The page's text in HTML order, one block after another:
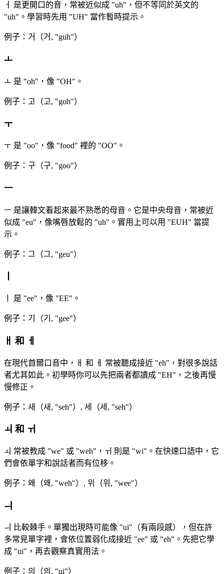
ㅓ 是更開口的音，常被近似成 "uh"，但不等同於英文的
"uh"。學習時先用 "UH" 當作暫時提示。
例子：거（거, "guh"）
ㅗ
ㅗ 是 "oh"，像 "OH"。
例子：고（고, "goh"）
ㅜ
ㅜ 是 "oo"，像 "food" 裡的 "OO"。
例子：구（구, "goo"）
ㅡ
ㅡ 是讓韓文看起來最不熟悉的母音。它是中央母音，常被近
似成 "eu"，像嘴唇放鬆的 "uh"。實用上可以用 "EUH" 當提
示。
例子：그（그, "geu"）
ㅣ 是 "ee"，像 "EE"。
例子：기（기, "gee"）
ㅐ 和 ㅔ
在現代首爾口音中，ㅐ 和 ㅔ 常被聽成接近 "eh"，對很多說話
者尤其如此。初學時你可以先把兩者都讀成 "EH"，之後再慢
慢修正。
例子：새（새, "seh"）, 세（세, "seh"）
ㅚ 和 ㅟ
ㅚ 常被教成 "we" 或 "weh"，ㅟ 則是 "wi"。在快速口語中，它
們會依單字和說話者而有位移。
例子：왜（왜, "weh"）, 위（위, "wee"）
ㅢ
ㅢ 比較棘手。單獨出現時可能像 "ui"（有兩段感），但在許
多常見單字裡，會依位置弱化成接近 "ee" 或 "eh"。先把它學
成 "ui"，再去觀察真實用法。
例子：의（의, "ui"）